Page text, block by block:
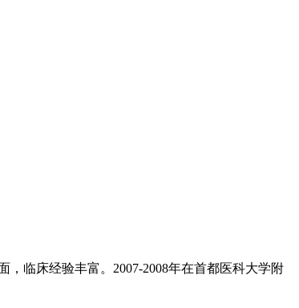
临床经验丰富。2007-2008年在首都医科大学附